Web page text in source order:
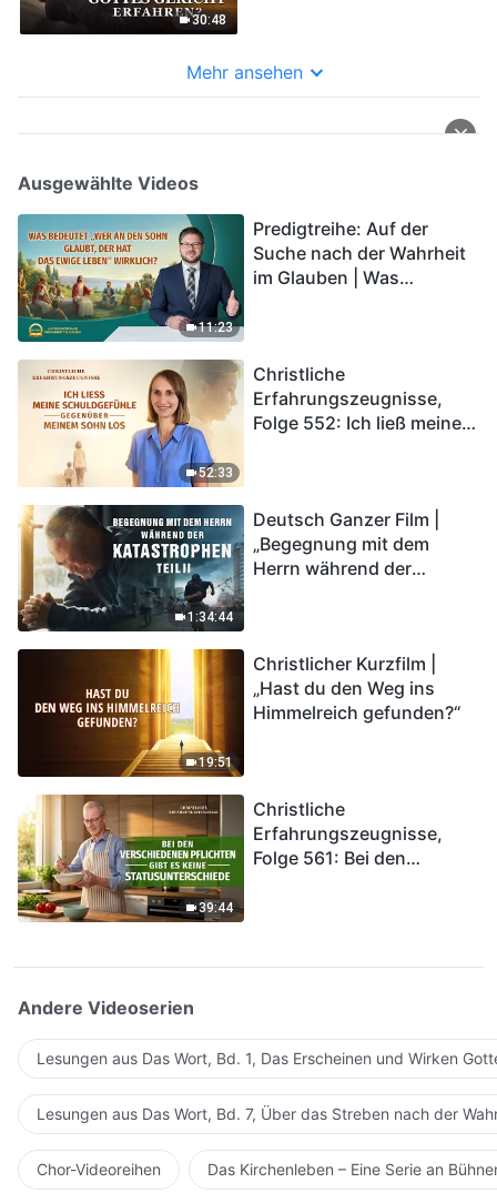
30:48
Mehr ansehen
Ausgewählte Videos
11:23
Predigtreihe: Auf der
Suche nach der Wahrheit
im Glauben | Was
52:33
Christliche
Erfahrungszeugnisse,
Folge 552: Ich ließ meine
1:34:44
Deutsch Ganzer Film |
„Begegnung mit dem
Herrn während der
in das Königreich Gottes
eintreten?
19:51
Christlicher Kurzfilm |
„Hast du den Weg ins
Himmelreich gefunden?“
39:44
Christliche
Erfahrungszeugnisse,
Folge 561: Bei den
Andere Videoserien
Lesungen aus Das Wort, Bd. 1, Das Erscheinen und Wirken
Lesungen aus Das Wort, Bd. 7, Über das Streben nach der
Chor-Videoreihen Das Kirchenleben – Eine Serie an